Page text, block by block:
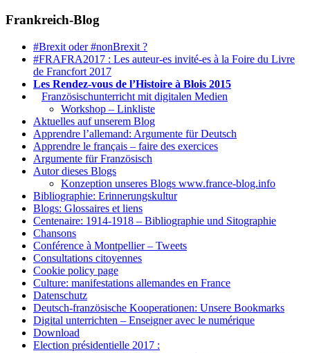
Frankreich-Blog
#Brexit oder #nonBrexit ?
#FRAFRA2017 : Les auteur-es invité-es à la Foire du Livre
de Francfort 2017
Les Rendez-vous de l’Histoire à Blois 2015
Französischunterricht mit digitalen Medien
Workshop – Linkliste
Aktuelles auf unserem Blog
Apprendre l’allemand: Argumente für Deutsch
Apprendre le français – faire des exercices
Argumente für Französisch
Autor dieses Blogs
Konzeption unseres Blogs www.france-blog.info
Bibliographie: Erinnerungskultur
Blogs: Glossaires et liens
Centenaire: 1914-1918 – Bibliographie und Sitographie
Chansons
Conférence à Montpellier – Tweets
Consultations citoyennes
Cookie policy page
Culture: manifestations allemandes en France
Datenschutz
Deutsch-französische Kooperationen: Unsere Bookmarks
Digital unterrichten – Enseigner avec le numérique
Download
Election présidentielle 2017 :